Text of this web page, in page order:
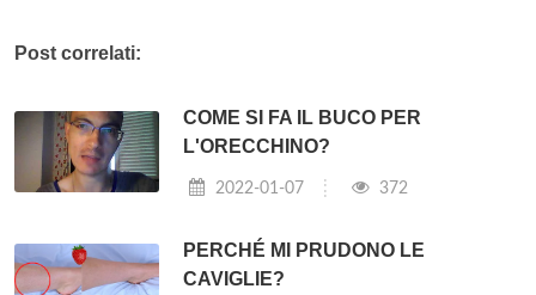
Post correlati:
COME SI FA IL BUCO PER
L'ORECCHINO?
2022-01-07 372
PERCHÉ MI PRUDONO LE
CAVIGLIE?